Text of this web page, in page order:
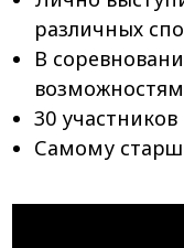
различных
В
30
Самому